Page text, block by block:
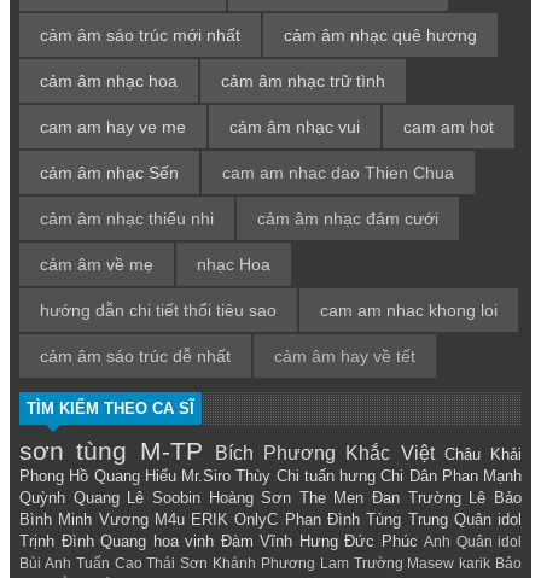
cảm âm sáo trúc mới nhất cảm âm nhạc quê hương
cảm âm nhạc hoa cảm âm nhạc trữ tình
cam am hay ve me cảm âm nhạc vui cam am hot
cảm âm nhạc Sến cam am nhac dao Thien Chua
cảm âm nhạc thiếu nhi cảm âm nhạc đám cưới
cảm âm về mẹ nhạc Hoa
hướng dẫn chi tiết thổi tiêu sao cam am nhac khong loi
cảm âm sáo trúc dễ nhất cảm âm hay về tết
TÌM KIẾM THEO CA SĨ
sơn tùng M-TP Bích Phương Khắc Việt Châu Khải
Phong Hồ Quang Hiếu Mr.Siro Thùy Chi tuấn hưng Chi Dân Phan Mạnh
Quỳnh Quang Lê Soobin Hoàng Sơn The Men Đan Trường
Lê Bảo
Bình Minh Vương M4u ERIK OnlyC Phan Đình Tùng Trung Quân idol
Trịnh Đình Quang hoa vinh Đàm Vĩnh Hưng Đức Phúc Anh Quân idol
Bùi Anh Tuấn Cao Thái Sơn Khánh Phương Lam Trường Masew karik Bảo